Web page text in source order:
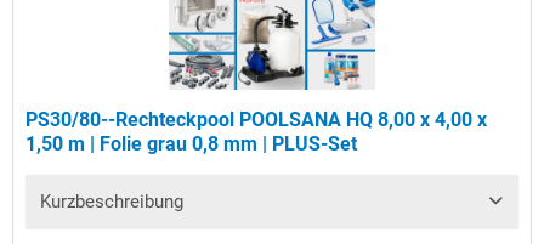
PS30/80--Rechteckpool POOLSANA HQ 8,00 x 4,00 x
1,50 m | Folie grau 0,8 mm | PLUS-Set
Kurzbeschreibung